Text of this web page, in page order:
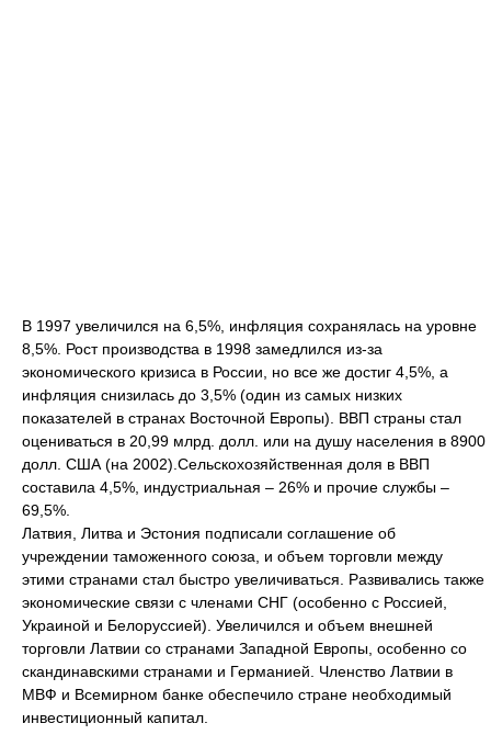
В 1997 увеличился на 6,5%, инфляция сохранялась на уровне
8,5%. Рост производства в 1998 замедлился из-за
экономического кризиса в России, но все же достиг 4,5%, а
инфляция снизилась до 3,5% (один из самых низких
показателей в странах Восточной Европы). ВВП страны стал
оцениваться в 20,99 млрд. долл. или на душу населения в 8900
долл. США (на 2002).Сельскохозяйственная доля в ВВП
составила 4,5%, индустриальная – 26% и прочие службы –
69,5%.
Латвия, Литва и Эстония подписали соглашение об
учреждении таможенного союза, и объем торговли между
этими странами стал быстро увеличиваться. Развивались также
экономические связи с членами СНГ (особенно с Россией,
Украиной и Белоруссией). Увеличился и объем внешней
торговли Латвии со странами Западной Европы, особенно со
скандинавскими странами и Германией. Членство Латвии в
МВФ и Всемирном банке обеспечило стране необходимый
инвестиционный капитал.